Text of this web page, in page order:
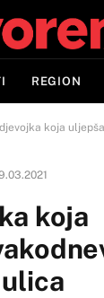
REGION
koja uljepšava
koja